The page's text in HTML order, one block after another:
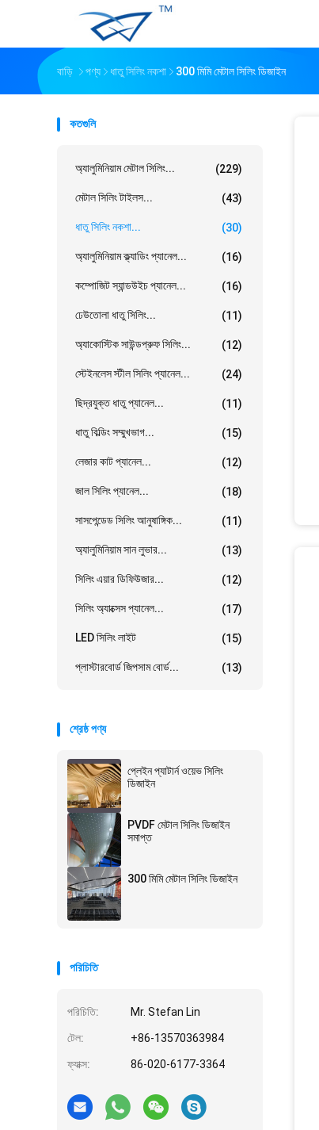
বাড়ি পণ্য ধাতু সিলিং নকশা 300 মিমি মেটাল সিলিং ডিজাইন
কতগুলি
অ্যালুমিনিয়াম মেটাল সিলিং... (229)
মেটাল সিলিং টাইলস... (43)
ধাতু সিলিং নকশা... (30)
অ্যালুমিনিয়াম ক্ল্যাডিং প্যানেল... (16)
কম্পোজিট স্যান্ডউইচ প্যানেল... (16)
ঢেউতোলা ধাতু সিলিং... (11)
অ্যাকোস্টিক সাউন্ডপ্রুফ সিলিং... (12)
স্টেইনলেস স্টীল সিলিং প্যানেল... (24)
ছিদ্রযুক্ত ধাতু প্যানেল... (11)
ধাতু বিল্ডিং সম্মুখভাগ... (15)
লেজার কাট প্যানেল... (12)
জাল সিলিং প্যানেল... (18)
সাসপেন্ডেড সিলিং আনুষাঙ্গিক... (11)
অ্যালুমিনিয়াম সান লুভার... (13)
সিলিং এয়ার ডিফিউজার... (12)
সিলিং অ্যাক্সেস প্যানেল... (17)
LED সিলিং লাইট (15)
প্লাস্টারবোর্ড জিপসাম বোর্ড... (13)
শ্রেষ্ঠ পণ্য
প্লেইন প্যাটার্ন ওয়েভ সিলিং
ডিজাইন
PVDF মেটাল সিলিং ডিজাইন
সমাপ্ত
300 মিমি মেটাল সিলিং ডিজাইন
পরিচিতি
পরিচিতি: Mr. Stefan Lin
টেল: +86-13570363984
ফ্যাক্স: 86-020-6177-3364